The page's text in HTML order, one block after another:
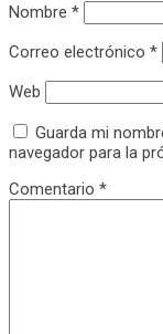
Nombre *
Correo electrónico *
Web
Guarda mi
navegador para la
Comentario *